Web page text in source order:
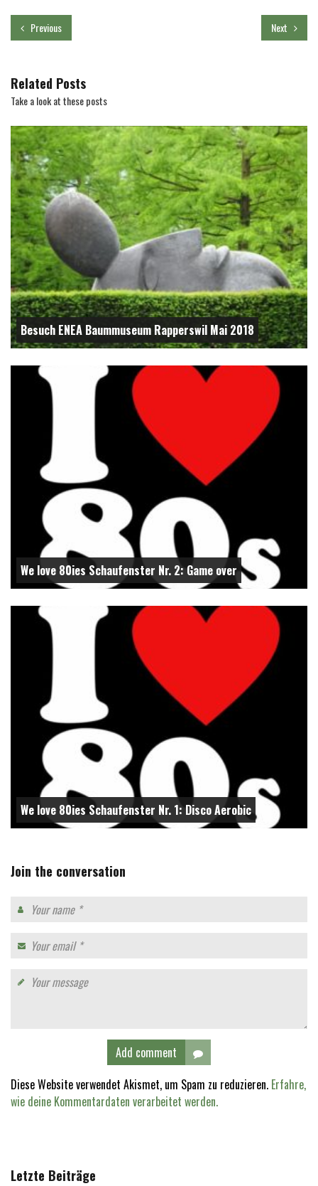
Previous Next
Related Posts
Take a look at these posts
Besuch ENEA Baummuseum Rapperswil Mai 2018
We love 80ies Schaufenster Nr. 2: Game over
We love 80ies Schaufenster Nr. 1: Disco Aerobic
Join the conversation
Add comment
Diese Website verwendet Akismet, um Spam zu reduzieren. Erfahre,
wie deine Kommentardaten verarbeitet werden.
Letzte Beiträge